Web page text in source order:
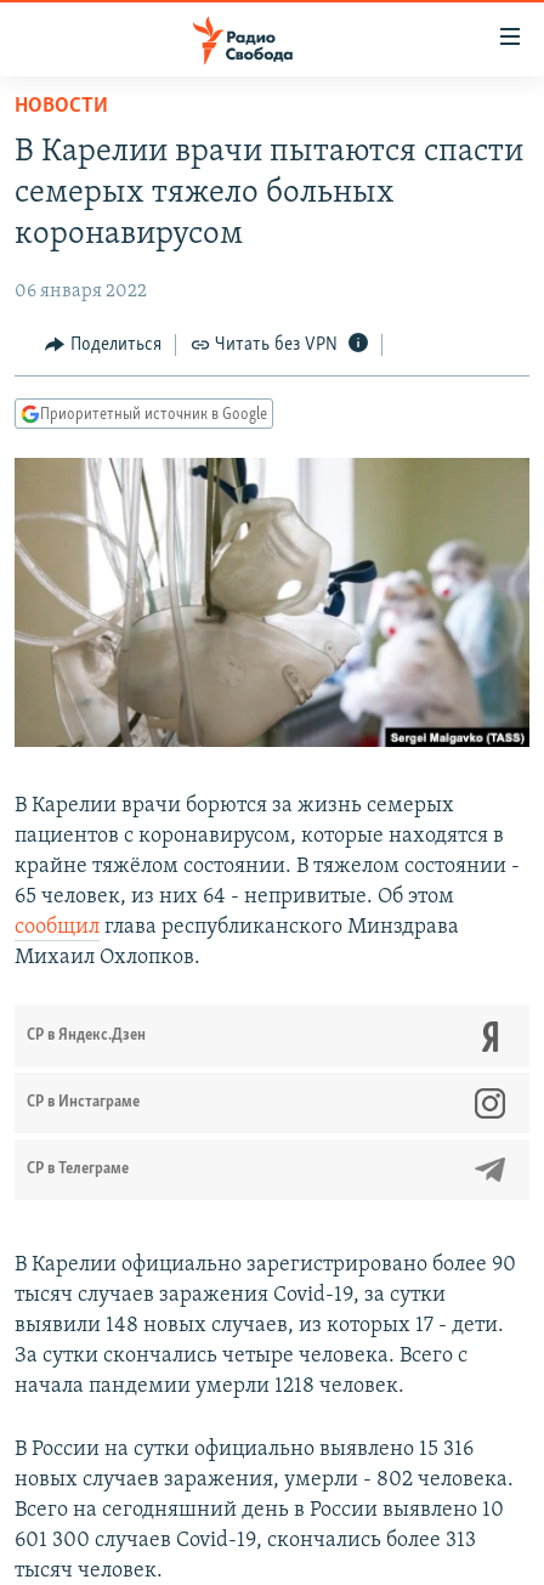
упрощенного
доступа
основному
Вернутся
Вернутся
ПОДКАСТЫ
АВТОРСКИЕ ПРОЕКТЫ
МНЕНИЯ
КУЛЬТУРА
КАВКАЗ.РЕАЛИИ
СЕВЕР.РЕАЛИИ
СИБИРЬ.РЕАЛИИ
РАСПИСАНИЕ ВЕЩАНИЯ
ПОДПИШИТЕСЬ НА РАССЫЛКУ
СОЦИАЛЬНЫЕ СЕТИ
Все сайты РСЕ/РС
НОВОСТИ
В Карелии врачи пытаются спасти
семерых тяжело больных
коронавирусом
06 января 2022
Поделиться Читать без VPN
Приоритетный источник в Google
В Карелии врачи борются за жизнь семерых
пациентов с коронавирусом, которые находятся в
крайне тяжёлом состоянии. В тяжелом состоянии -
65 человек, из них 64 - непривитые. Об этом
сообщил глава республиканского Минздрава
Михаил Охлопков.
СР в Яндекс.Дзен
CР в Инстаграме
СР в Телеграме
В Карелии официально зарегистрировано более 90
тысяч случаев заражения Covid-19, за сутки
выявили 148 новых случаев, из которых 17 - дети.
За сутки скончались четыре человека. Всего с
начала пандемии умерли 1218 человек.
В России на сутки официально выявлено 15 316
новых случаев заражения, умерли - 802 человека.
Всего на сегодняшний день в России выявлено 10
601 300 случаев Covid-19, скончались более 313
тысяч человек.